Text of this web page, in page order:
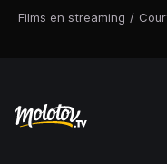
Films en streaming /